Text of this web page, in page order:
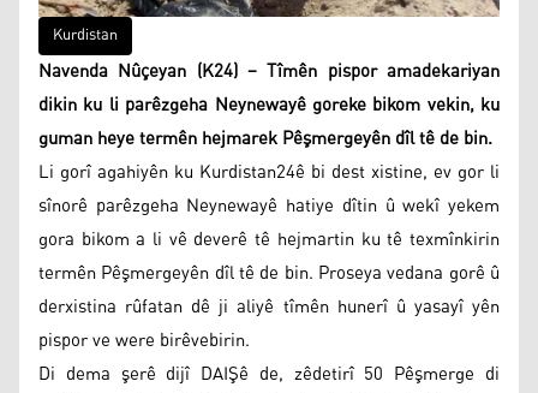
Kurdistan
Navenda Nûçeyan (K24) – Tîmên pispor amadekariyan
dikin ku li parêzgeha Neynewayê goreke bikom vekin, ku
guman heye termên hejmarek Pêşmergeyên dîl tê de bin.
Li gorî agahiyên ku Kurdistan24ê bi dest xistine, ev gor li
sînorê parêzgeha Neynewayê hatiye dîtin û wekî yekem
gora bikom a li vê deverê tê hejmartin ku tê texmînkirin
termên Pêşmergeyên dîl tê de bin. Proseya vedana gorê û
derxistina rûfatan dê ji aliyê tîmên hunerî û yasayî yên
pispor ve were birêvebirin.
Di dema şerê dijî DAIŞê de, zêdetirî 50 Pêşmerge di